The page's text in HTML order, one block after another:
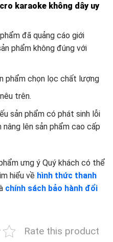
karaoke không dây uy
đã quảng cáo giới
phẩm không đúng với
phẩm chọn lọc chất lượng
trên.
sản phẩm có phát sinh lỗi
lên sản phẩm cao cấp
ưng ý Quý khách có thể
hiểu về hình thức thanh
chính sách bảo hành đổi
Rate this product